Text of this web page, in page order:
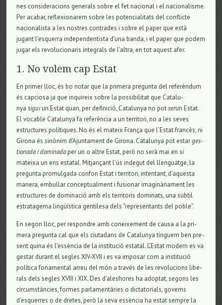
nes con­si­de­ra­ci­ons gene­rals sobre el fet naci­o­nal i el naci­o­na­lisme.
Per aca­bar, refle­xi­o­na­rem sobre les poten­ci­a­li­tats del con­flicte
naci­o­na­lista a les nos­tres con­tra­des i sobre el paper que està
jugant l’esquerra inde­pen­den­tista d’una banda, i el paper que podem
jugar els revo­lu­ci­o­na­ris inte­grals de l’altra, en tot aquest afer.
1. No volem cap Estat
En pri­mer lloc, és bo notar que la pri­mera pre­gunta del referèndum
és cap­ci­osa ja que inqui­reix sobre la pos­si­bi­li­tat que Cata­lu­
nyasiguiun Estat quan, per defi­nició, Cata­lu­nya no potserun Estat.
El voca­ble Cata­lu­nya fa referència a un ter­ri­tori, no a les seves
estruc­tu­res polítiques. No és el mateix França que l’Estat francès, ni
Girona és sinònim d’Ajun­ta­ment de Girona. Cata­lu­nya pot estarges­
ti­o­nada i domi­nadaper un o altre Estat, però no serà mai en si
mateixa un ens esta­tal. Mit­jançant l’ús inde­gut del llen­guatge, la
pre­gunta pro­mul­gada con­fon Estat i ter­ri­tori, inten­tant, d’aquesta
manera, embu­llar con­cep­tu­al­ment i fusi­o­nar ima­ginària­ment les
estruc­tu­res de domi­nació amb els ter­ri­to­ris domi­nats, una sub­til
estra­ta­gema lingüística gen­ti­lesa dels “repre­sen­tants del poble”.
En segon lloc, per res­pon­dre amb conei­xe­ment de causa a la pri­
mera pre­gunta cal que els ciu­ta­dans de Cata­lu­nya tin­guem ben pre­
sent quina és l’essència de la ins­ti­tució esta­tal. L’Estat modern es va
ges­tar durant el segles XIV-XVII i es va impo­sar com a ins­ti­tució
política fona­men­tal arreu del món a través de les revo­lu­ci­ons libe­
rals dels segles XVIII i XIX. Des d’ales­ho­res ha adop­tat, segons les
cir­cumstàncies, for­mes par­la­mentàries o dic­ta­to­ri­als, governs
d’esquer­res o de dre­tes, però la seva essència ha estat sem­pre la